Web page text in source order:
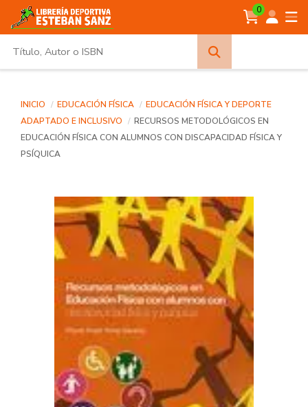
0
INICIO EDUCACIÓN FÍSICA
EDUCACIÓN FÍSICA Y DEPORTE
ADAPTADO E INCLUSIVO
RECURSOS METODOLÓGICOS EN
EDUCACIÓN FÍSICA CON ALUMNOS CON DISCAPACIDAD FÍSICA Y
PSÍQUICA